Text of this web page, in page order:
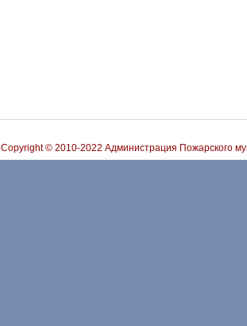
Copyright © 2010-2022 Администрация Пожарского